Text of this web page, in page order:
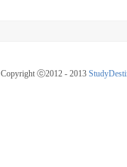
Copyright ⓒ2012 - 2013